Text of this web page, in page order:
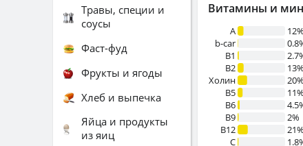
Витамины и
A
12%
b-car
В1
B2
13%
Холин
20%
B5
11%
B6
B9
2%
B12
21%
C
Травы, специи и
соусы
Фаст-фуд
Фрукты и ягоды
Хлеб и выпечка
Яйца и продукты
из яиц